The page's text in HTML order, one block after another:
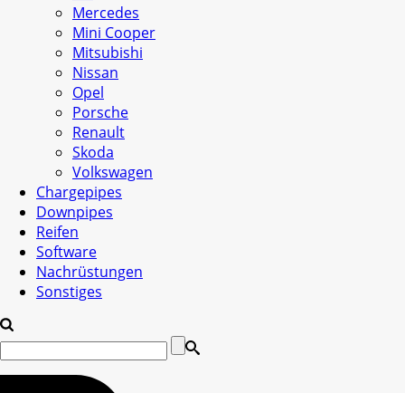
Mercedes
Mini Cooper
Mitsubishi
Nissan
Opel
Porsche
Renault
Skoda
Volkswagen
Chargepipes
Downpipes
Reifen
Software
Nachrüstungen
Sonstiges